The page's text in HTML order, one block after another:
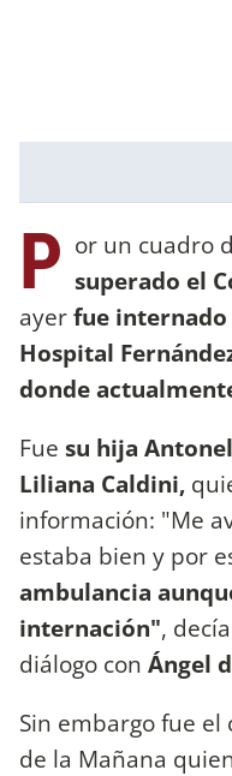
P or un cuadro
superado el
ayerfue internado
Hospital
donde
Fue su hija
Liliana Caldini,
información: "Me
estaba bien y por
ambulancia
internación",
diálogo con Ángel
Sin embargo fue el
de la Mañana